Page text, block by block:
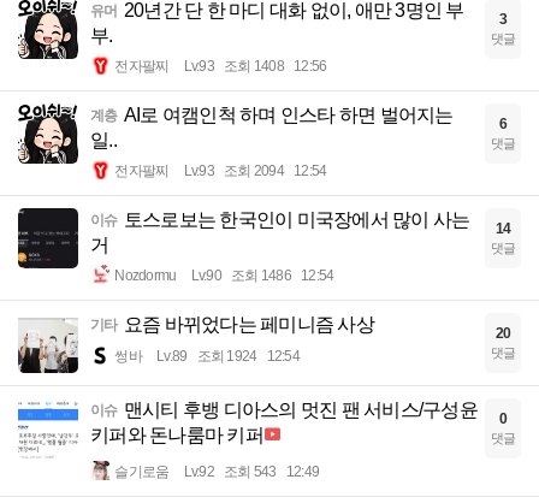
유머 20년간 단 한 마디 대화 없이, 애만 3명인 부
부.
전자팔찌 Lv.93 조회 1408 12:56
3
댓글
계층 AI로 여캠인척 하며 인스타 하면 벌어지는
일..
전자팔찌 Lv.93 조회 2094 12:54
6
댓글
이슈
토스로보는 한국인이 미국장에서 많이 사는
거
Nozdormu Lv.90 조회 1486 12:54
14
댓글
기타 요즘 바뀌었다는 페미니즘 사상
썽바 Lv.89 조회 1924 12:54
20
댓글
이슈 맨시티 후뱅 디아스의 멋진 팬 서비스/구성윤
키퍼와 돈나룸마 키퍼
슬기로움 Lv.92 조회 543 12:49
0
댓글